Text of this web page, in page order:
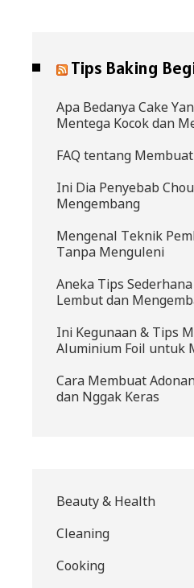
Tips Baking
Apa Bedanya Cake
Mentega Kocok dan
FAQ tentang
Ini Dia Penyebab
Mengembang
Mengenal Teknik
Tanpa Menguleni
Aneka Tips
Lembut dan
Ini Kegunaan & Tips
Aluminium Foil untuk
Cara Membuat
dan Nggak Keras
Beauty & Health
Cleaning
Cooking